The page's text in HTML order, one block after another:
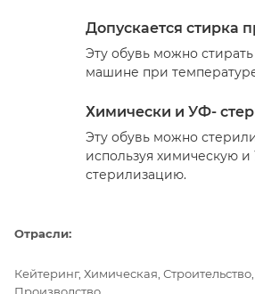
Допускается стирка
Эту обувь можно
машине при
Химически и УФ-
Эту обувь можно
используя химическую
стерилизацию.
Отрасли:
Кейтеринг, Химическая,